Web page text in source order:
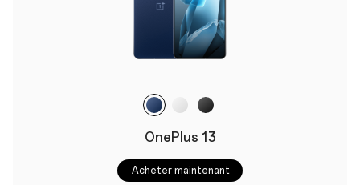
OnePlus 13
Acheter maintenant